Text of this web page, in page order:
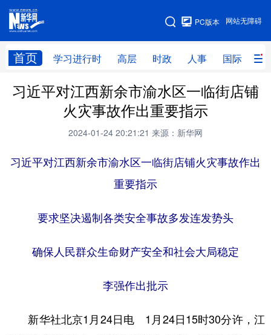
网站无障碍
PC版本
首页 学习进行时 高层 时政 人事 国际 财
网站地图
学习进行时 高层 时政 人事
财经 网评
科技 科创 量子 体育
访谈 视频 图片 政务
乡村振兴 银龄
城市 旅游 能源 会展
习近平对江西新余市渝水区一临街店铺
火灾事故作出重要指示
2024-01-24 20:21:21 来源：新华网
习近平对江西新余市渝水区一临街店铺火灾事故作出
重要指示
要求坚决遏制各类安全事故多发连发势头
确保人民群众生命财产安全和社会大局稳定
李强作出批示
新华社北京1月24日电 1月24日15时30分许，江